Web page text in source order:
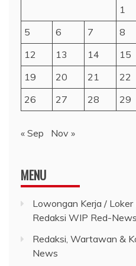
1
5
6 7 8
12
13 14 15
19
20 21 22
26
27 28 29
« Sep Nov »
MENU
Lowongan Kerja /
Redaksi WIP Red-News
Redaksi, Wartawan &
News